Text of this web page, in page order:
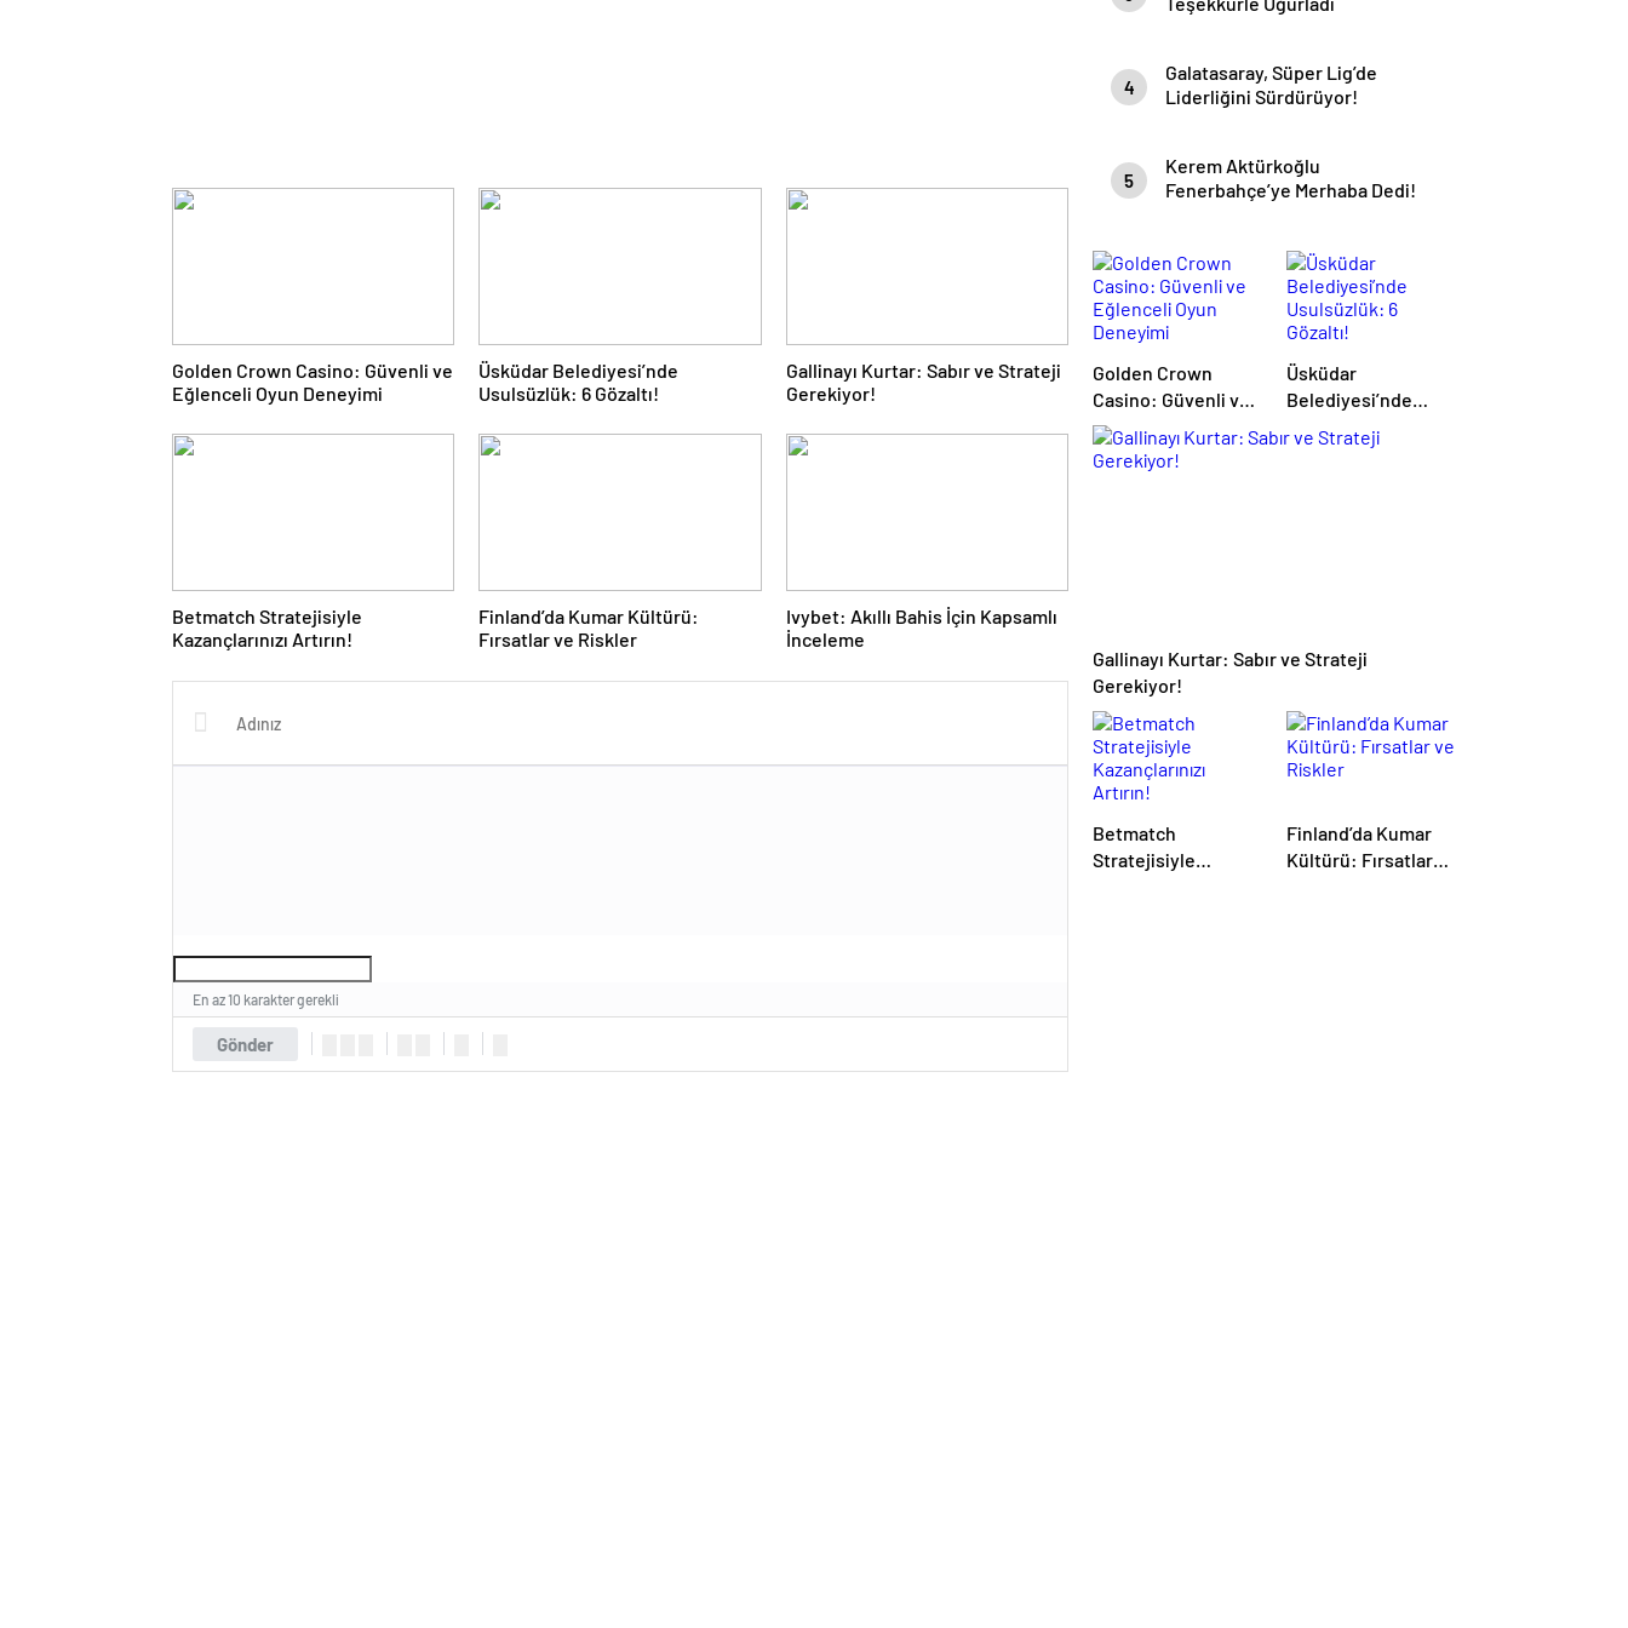
Golden Crown Casino: Güvenli ve
Eğlenceli Oyun Deneyimi
Üsküdar Belediyesi’nde
Usulsüzlük: 6 Gözaltı!
Gallinayı Kurtar: Sabır ve Strateji
Gerekiyor!
Betmatch Stratejisiyle
Kazançlarınızı Artırın!
Finland’da Kumar Kültürü:
Fırsatlar ve Riskler
Ivybet: Akıllı Bahis İçin Kapsamlı
İnceleme
Gönder
En az 10 karakter gerekli
4
Galatasaray, Süper Lig’de
Liderliğini Sürdürüyor!
5
Kerem Aktürkoğlu
Fenerbahçe’ye Merhaba Dedi!
Golden Crown
Casino: Güvenli ve
Eğlenceli Oyun
Deneyimi
Üsküdar
Belediyesi’nde
Usulsüzlük: 6
Gözaltı!
Gallinayı Kurtar: Sabır ve Strateji
Gerekiyor!
Betmatch
Stratejisiyle
Finland’da Kumar
Kültürü: Fırsatlar